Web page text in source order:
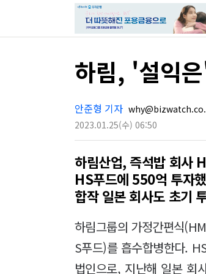
하림, '설익
안준형 기자
2023.01.25(수) 06:50
하림산업, 즉석밥 회사
HS푸드에 550억 투자
합작 일본 회사도 초기
하림그룹의 가정간편식
S푸드)를 흡수합병한다.
법인으로, 지난해 일본 회